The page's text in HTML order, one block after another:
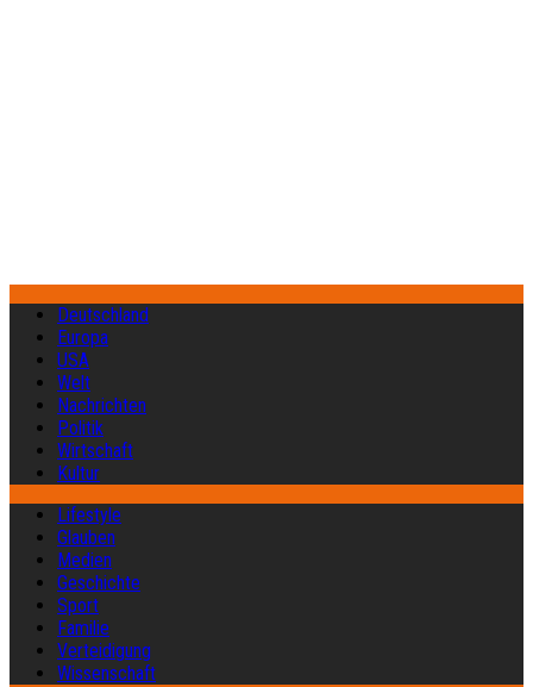
Deutschland
Europa
USA
Welt
Nachrichten
Politik
Wirtschaft
Kultur
Lifestyle
Glauben
Medien
Geschichte
Sport
Familie
Verteidigung
Wissenschaft